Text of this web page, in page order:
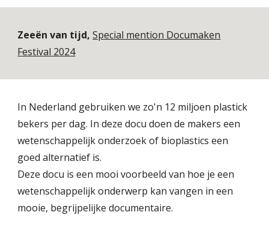
Zeeën van tijd,Special mention Documaken
Festival 2024
In Nederland gebruiken we zo'n 12 miljoen plastick
bekers per dag. In deze docu doen de makers een
wetenschappelijk onderzoek of bioplastics een
goed alternatief is.
Deze docu is een mooi voorbeeld van hoe je een
wetenschappelijk onderwerp kan vangen in een
mooie, begrijpelijke documentaire.